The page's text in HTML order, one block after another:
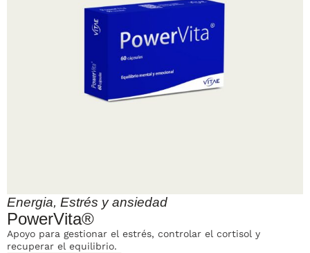
Energia, Estrés y ansiedad
PowerVita®
Apoyo para gestionar el estrés, controlar el cortisol y
recuperar el equilibrio.